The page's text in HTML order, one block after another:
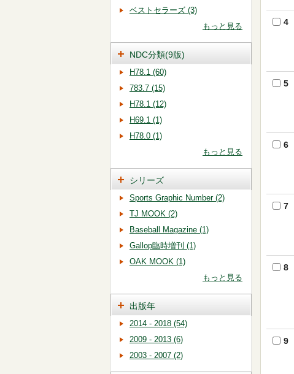
4
5
6
7
8
9
ベストセラーズ (3)
もっと見る
NDC分類(9版)
H78.1 (60)
783.7 (15)
H78.1 (12)
H69.1 (1)
H78.0 (1)
もっと見る
シリーズ
Sports Graphic Number (2)
TJ MOOK (2)
Baseball Magazine (1)
Gallop臨時増刊 (1)
OAK MOOK (1)
もっと見る
出版年
2014 - 2018 (54)
2009 - 2013 (6)
2003 - 2007 (2)